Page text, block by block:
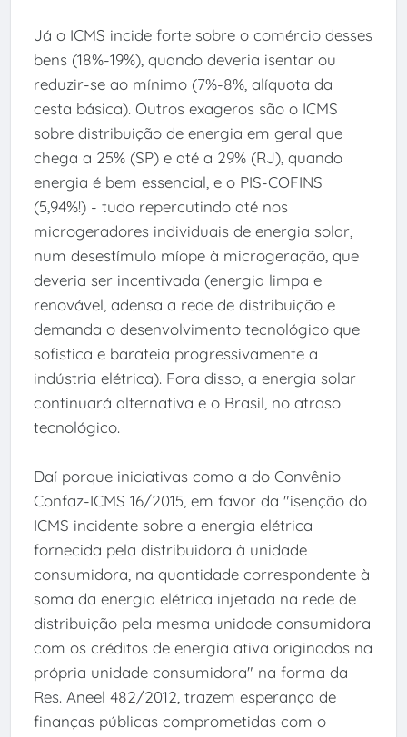
Já o ICMS incide forte sobre o comércio desses
bens (18%-19%), quando deveria isentar ou
reduzir-se ao mínimo (7%-8%, alíquota da
cesta básica). Outros exageros são o ICMS
sobre distribuição de energia em geral que
chega a 25% (SP) e até a 29% (RJ), quando
energia é bem essencial, e o PIS-COFINS
(5,94%!) - tudo repercutindo até nos
microgeradores individuais de energia solar,
num desestímulo míope à microgeração, que
deveria ser incentivada (energia limpa e
renovável, adensa a rede de distribuição e
demanda o desenvolvimento tecnológico que
sofistica e barateia progressivamente a
indústria elétrica). Fora disso, a energia solar
continuará alternativa e o Brasil, no atraso
tecnológico.
Daí porque iniciativas como a do Convênio
Confaz-ICMS 16/2015, em favor da "isenção do
ICMS incidente sobre a energia elétrica
fornecida pela distribuidora à unidade
consumidora, na quantidade correspondente à
soma da energia elétrica injetada na rede de
distribuição pela mesma unidade consumidora
com os créditos de energia ativa originados na
própria unidade consumidora" na forma da
Res. Aneel 482/2012, trazem esperança de
finanças públicas comprometidas com o